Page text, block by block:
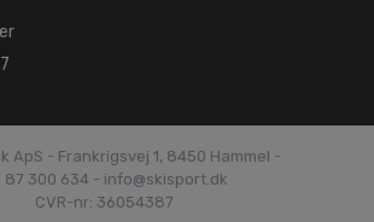
ApS - Frankrigsvej 1, 8450 Hammel -
87 300 634 - info@skisport.dk
CVR-nr: 36054387